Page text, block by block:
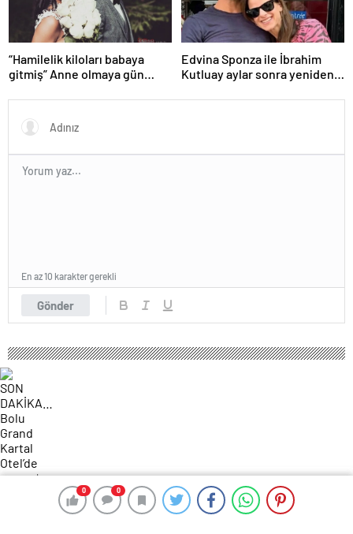
0 0
“Hamilelik kiloları babaya
gitmiş” Anne olmaya gün
görünümüyle gündem oldu!
Edvina Sponza ile İbrahim
Kutluay aylar sonra yeniden
demişti…
Gönder
En az 10 karakter gerekli
0 0